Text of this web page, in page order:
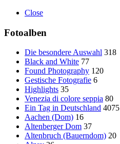
Close
Fotoalben
Die besondere Auswahl 318
Black and White 77
Found Photography 120
Gestische Fotografie 6
Highlights 35
Venezia di colore seppia 80
Ein Tag in Deutschland 4075
Aachen (Dom) 16
Altenberger Dom 37
Altenbruch (Bauerndom) 20